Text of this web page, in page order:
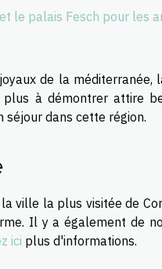
le palais Fesch pour les
de la
à démontrer attire
dans cette région.
ville la plus visitée de
Il y a également de
ici plus d'informations.